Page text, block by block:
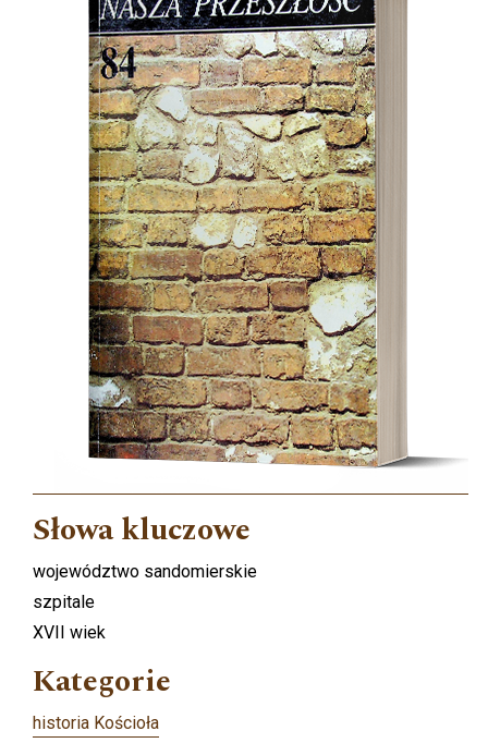
Słowa kluczowe
województwo sandomierskie
szpitale
XVII wiek
Kategorie
historia Kościoła